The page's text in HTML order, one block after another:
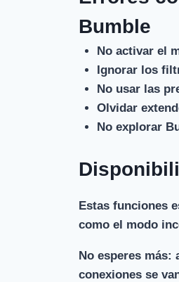
Bumble
No activar el
Ignorar los
No usar las
Olvidar
No explorar
Estas funciones
como el modo
No esperes más:
conexiones se